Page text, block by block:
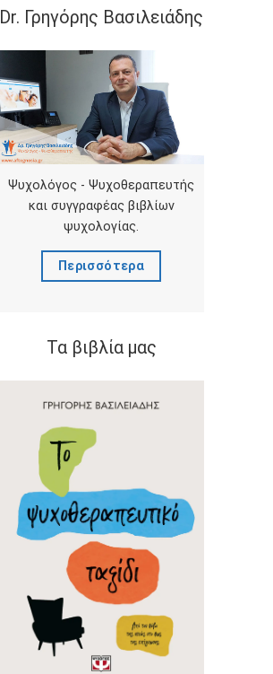
Dr. Γρηγόρης Βασιλειάδης
Ψυχολόγος - Ψυχοθεραπευτής
και συγγραφέας βιβλίων
ψυχολογίας.
Περισσότερα
Τα βιβλία μας